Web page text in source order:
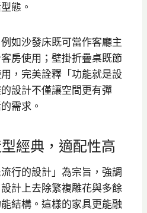
態。
如沙發床既可當作客廳主
房使用；壁掛折疊桌既節
，完美詮釋「功能就是設
設計不僅讓空間更有彈
需求。
經典，適配性高
行的設計」為宗旨，強調
設計上去除繁複雕花與多餘
結構。這樣的家具更能融